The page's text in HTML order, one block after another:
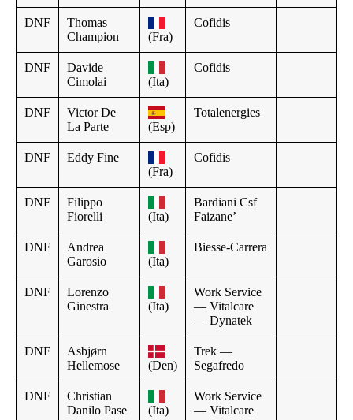
DNF
Thomas
Champion
(Fra)
Cofidis
DNF
Davide
Cimolai
(Ita)
Cofidis
DNF
Victor De
La Parte
(Esp)
Totalenergies
DNF
Eddy Fine
(Fra)
Cofidis
DNF
Filippo
Fiorelli
(Ita)
Bardiani Csf
Faizane’
DNF
Andrea
Garosio
(Ita)
Biesse-Carrera
DNF
Lorenzo
Ginestra
(Ita)
Work Service
— Vitalcare
— Dynatek
DNF
Asbjørn
Hellemose
(Den)
Trek —
Segafredo
DNF
Christian
Danilo Pase
(Ita)
Work Service
— Vitalcare